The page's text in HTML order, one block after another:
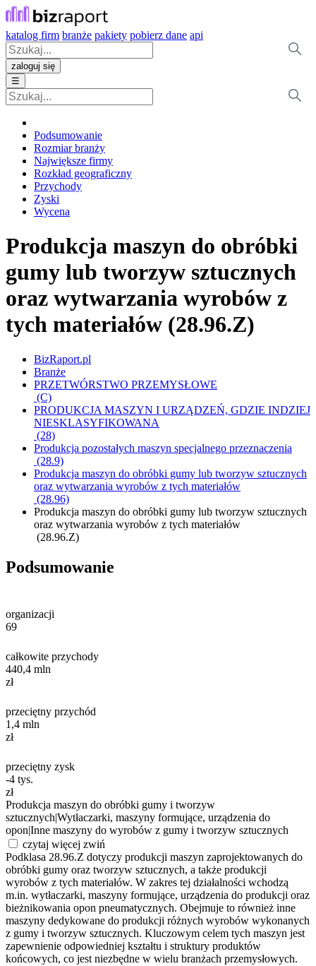
katalog firm branże pakiety pobierz dane api
zaloguj się
☰
Podsumowanie
Rozmiar branży
Największe firmy
Rozkład geograficzny
Przychody
Zyski
Wycena
Produkcja maszyn do obróbki
gumy lub tworzyw sztucznych
oraz wytwarzania wyrobów z
tych materiałów (28.96.Z)
BizRaport.pl
Branże
PRZETWÓRSTWO PRZEMYSŁOWE
(C)
PRODUKCJA MASZYN I URZĄDZEŃ, GDZIE INDZIEJ
NIESKLASYFIKOWANA
(28)
Produkcja pozostałych maszyn specjalnego przeznaczenia
(28.9)
Produkcja maszyn do obróbki gumy lub tworzyw sztucznych
oraz wytwarzania wyrobów z tych materiałów
(28.96)
Produkcja maszyn do obróbki gumy lub tworzyw sztucznych
oraz wytwarzania wyrobów z tych materiałów
(28.96.Z)
Podsumowanie
organizacji
69
całkowite przychody
440,4 mln
zł
przeciętny przychód
1,4 mln
zł
przeciętny zysk
-4 tys.
zł
Produkcja maszyn do obróbki gumy i tworzyw
sztucznychWytłaczarki, maszyny formujące, urządzenia do
oponInne maszyny do wyrobów z gumy i tworzyw sztucznych
czytaj więcej zwiń
Podklasa 28.96.Z dotyczy produkcji maszyn zaprojektowanych do
obróbki gumy oraz tworzyw sztucznych, a także produkcji
wyrobów z tych materiałów. W zakres tej działalności wchodzą
m.in. wytłaczarki, maszyny formujące, urządzenia do produkcji oraz
bieżnikowania opon pneumatycznych. Obejmuje to również inne
maszyny dedykowane do produkcji różnych wyrobów wykonanych
z gumy i tworzyw sztucznych. Kluczowym celem tych maszyn jest
zapewnienie odpowiedniej kształtu i struktury produktów
końcowych, co jest niezbędne w wielu branżach przemysłowych.